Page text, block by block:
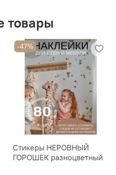
товары
-47%
Стикеры НЕРОВНЫЙ
ГОРОШЕК разноцветный